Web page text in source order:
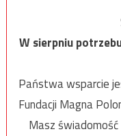
W sierpniu
Państwa wsparcie
Fundacji Magna
Masz